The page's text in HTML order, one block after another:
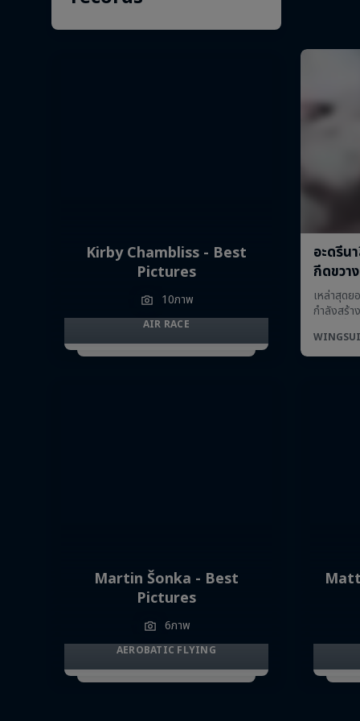
Kirby Chambliss - Best
Pictures
10ภาพ
AIR RACE
Martin Šonka - Best
Pictures
6ภาพ
AEROBATIC FLYING